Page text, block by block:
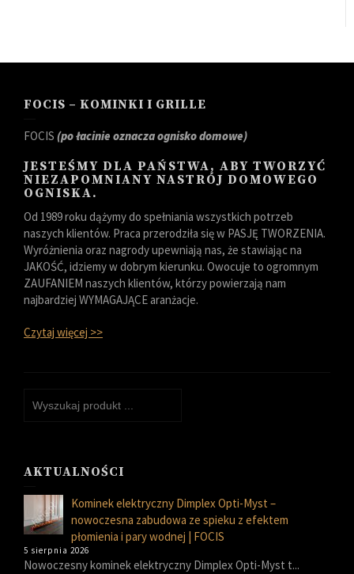
FOCIS – KOMINKI I GRILLE
FOCIS (po łacinie oznacza ognisko domowe)
JESTEŚMY DLA PAŃSTWA, ABY TWORZYĆ
NIEZAPOMNIANY NASTRÓJ DOMOWEGO
OGNISKA.
Od 1989 roku dążymy do spełniania wszystkich potrzeb
naszych klientów. Praca przerodziła się w PASJĘ TWORZENIA.
Wyróżnienia oraz nagrody upewniają nas, że stawiając na
JAKOŚĆ, idziemy w dobrym kierunku. Owocuje to ogromnym
ZAUFANIEM naszych klientów, którzy powierzają nam
najbardziej WYMAGAJĄCE aranżacje.
Czytaj więcej >>
AKTUALNOŚCI
Kominek elektryczny Dimplex Opti-Myst –
nowoczesna zabudowa ze spieku z efektem
płomienia i pary wodnej | FOCIS
5 sierpnia 2026
Nowoczesny kominek elektryczny Dimplex Opti-Myst t...